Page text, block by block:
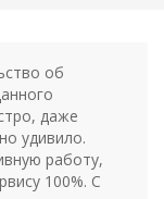
об
даже
удивило.
работу,
100%. С